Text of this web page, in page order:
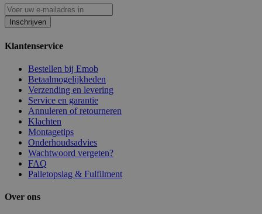
Inschrijven
Klantenservice
Bestellen bij Emob
Betaalmogelijkheden
Verzending en levering
Service en garantie
Annuleren of retourneren
Klachten
Montagetips
Onderhoudsadvies
Wachtwoord vergeten?
FAQ
Palletopslag & Fulfilment
Over ons